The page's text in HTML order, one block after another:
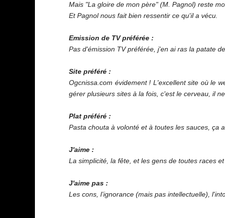
Mais "La gloire de mon père" (M. Pagnol) reste
Et Pagnol nous fait bien ressentir ce qu'il a vécu.
Emission de TV préférée :
Pas d'émission TV préférée, j'en ai ras la patate
Site préféré :
Ogcnissa.com évidement ! L'excellent site où le
gérer plusieurs sites à la fois, c'est le cerveau, il
Plat préféré :
Pasta chouta à volonté et à toutes les sauces, ça
J'aime :
La simplicité, la fête, et les gens de toutes races
J'aime pas :
Les cons, l’ignorance (mais pas intellectuelle),